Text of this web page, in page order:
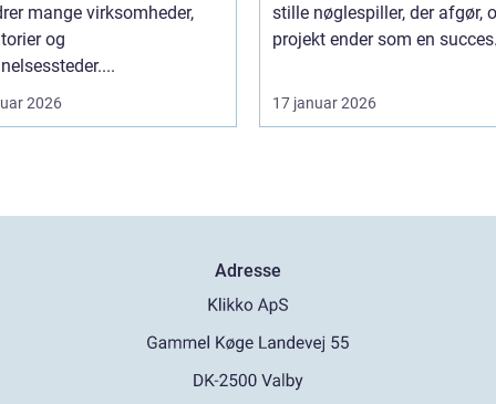
mange virksomheder,
og
2026
stille nøglespiller, der afgør,
projekt ender som en
17 januar 2026
Adresse